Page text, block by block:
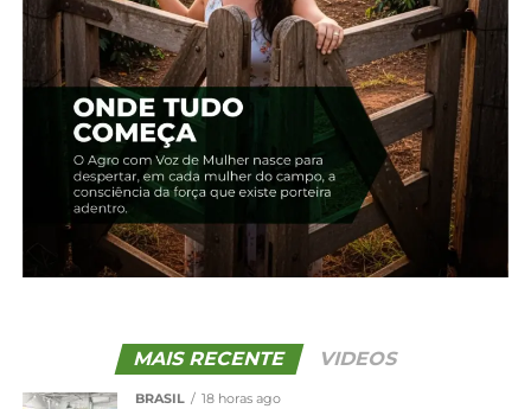
Cotação agrícola para a região de
Guarapuava e Irati
MAIS RECENTE VIDEOS
BRASIL 18 horas ago